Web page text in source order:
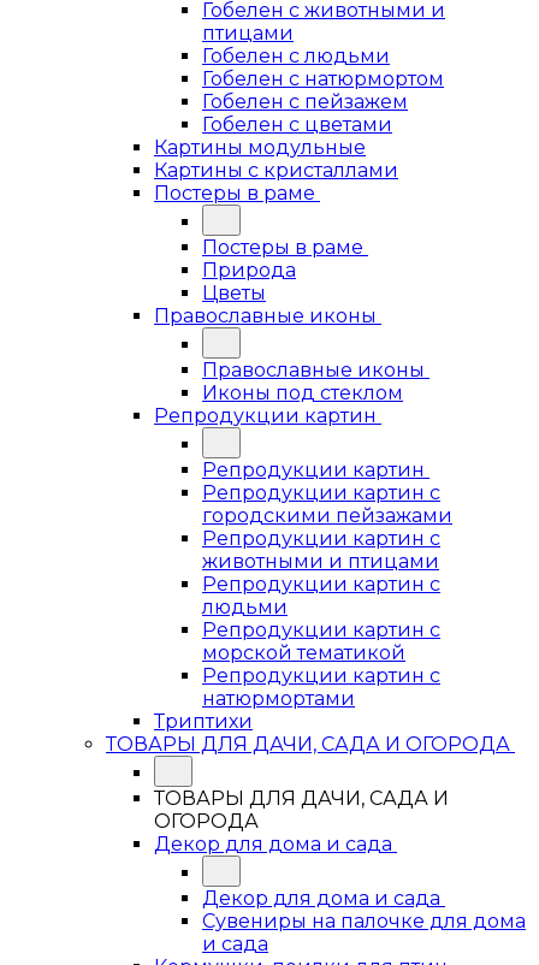
Гобелен с животными и
птицами
Гобелен с людьми
Гобелен с натюрмортом
Гобелен с пейзажем
Гобелен с цветами
Картины модульные
Картины с кристаллами
Постеры в раме
Постеры в раме
Природа
Цветы
Православные иконы
Православные иконы
Иконы под стеклом
Репродукции картин
Репродукции картин
Репродукции картин с
городскими пейзажами
Репродукции картин с
животными и птицами
Репродукции картин с
людьми
Репродукции картин с
морской тематикой
Репродукции картин с
натюрмортами
Триптихи
ТОВАРЫ ДЛЯ ДАЧИ, САДА И ОГОРОДА
ТОВАРЫ ДЛЯ ДАЧИ, САДА И
ОГОРОДА
Декор для дома и сада
Декор для дома и сада
Сувениры на палочке для дома
и сада